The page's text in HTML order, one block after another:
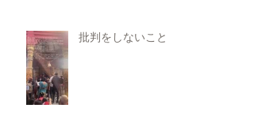
批判をしないこと